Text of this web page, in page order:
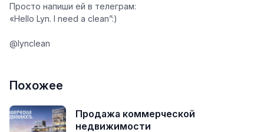
Просто напиши ей в телеграм:
«Hello Lyn. I need a clean”:)
@lynclean
Похожее
Продажа коммерческой
недвижимости